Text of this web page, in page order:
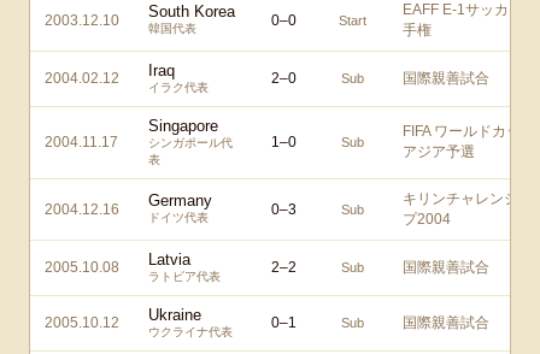
2003.12.10 South Korea
韓国代表 0–0 Start
EAFF E-1サッカー選
手権
2004.02.12 Iraq
イラク代表
2–0 Sub 国際親善試合
2004.11.17
Singapore
シンガポール代
表
1–0 Sub
FIFA ワールドカップ
アジア予選
2004.12.16 Germany
ドイツ代表 0–3 Sub
キリンチャレンジカ
プ2004
2005.10.08 Latvia
ラトビア代表
2–2 Sub 国際親善試合
2005.10.12 Ukraine
ウクライナ代表
0–1 Sub 国際親善試合